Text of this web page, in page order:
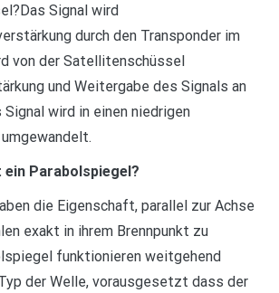
Signal wird
durch den Transponder im
von der Satellitenschüssel
und Weitergabe des Signals an
Signal wird in einen niedrigen
Parabolspiegel?
die Eigenschaft, parallel zur Achse
exakt in ihrem Brennpunkt zu
funktionieren weitgehend
der Welle, vorausgesetzt dass der